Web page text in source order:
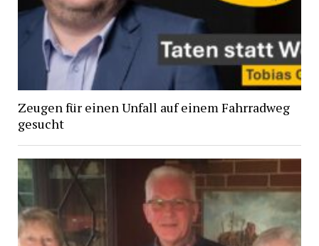
Zeugen für einen Unfall auf einem Fahrradweg
gesucht